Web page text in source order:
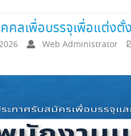
คลเพื่อบรรจุเพื่อแต่งตั้
Web Administrator